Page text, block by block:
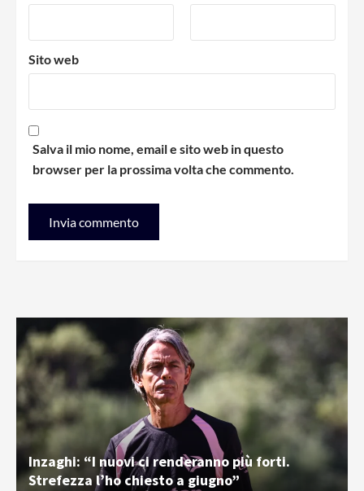
Sito web
Salva il mio nome, email e sito web in questo
browser per la prossima volta che commento.
Inzaghi: “I nuovi ci renderanno più forti.
Strefezza l’ho chiesto a giugno”